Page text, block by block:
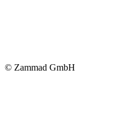
© Zammad GmbH